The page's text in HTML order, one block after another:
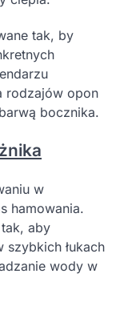
tak, by
rodzajów opon
bocznika.
w
hamowania.
aby
szybkich łukach
wody w